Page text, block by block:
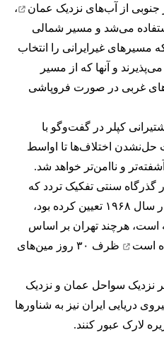
از
آب‌های نزدیک عمان
،
می‌شد و مسیر شمالی
غیرایرانی را انتخاب
و آنها که از مسیر
غربی در صورت فروپاشی
کپلر در گفت‌و‌گو با
اختلاف‌ها تا اواسط
و ناامن‌تر خواهد شد.
گذرگاه سنتی تفکیک تردد که
سازمان بین‌المللی دریانوردی در سال ۱۹۶۸ تعیین کرده بود،
است، هرچند تهران بر اساس
است
ظرف ۳۰ روز مین‌های
نزدیک سواحل عمان و نزدیک
دریایی ایران نیز به شناورها
لارک عبور کنند.